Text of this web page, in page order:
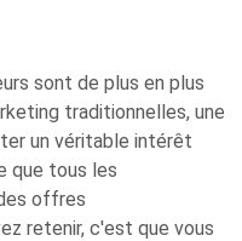
sont de plus en plus
traditionnelles, une
un véritable intérêt
que tous les
offres
retenir, c'est que vous